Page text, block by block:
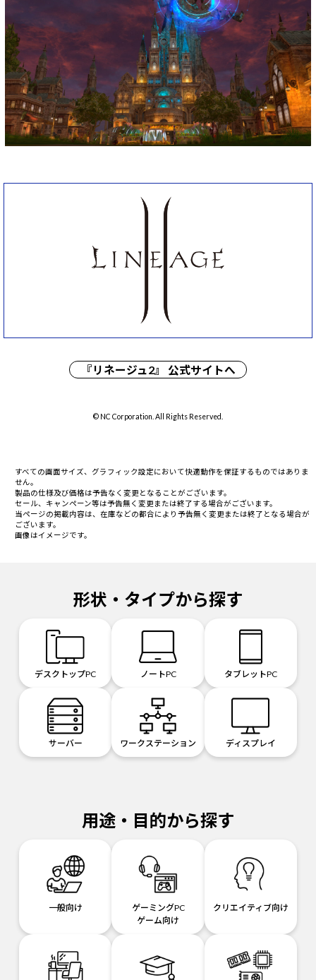
『リネージュ2』 公式サイトへ
© NC Corporation. All Rights Reserved.
すべての画面サイズ、グラフィック設定において快適動作を保証するものではありま
せん。
製品の仕様及び価格は予告なく変更となることがございます。
セール、キャンペーン等は予告無く変更または終了する場合がございます。
当ページの掲載内容は、在庫などの都合により予告無く変更または終了となる場合が
ございます。
画像はイメージです。
形状・タイプから探す
デスクトップPC ノートPC タブレットPC
サーバー ワークステーション ディスプレイ
用途・目的から探す
一般向け
ゲーミングPC
ゲーム向け
クリエイティブ向け